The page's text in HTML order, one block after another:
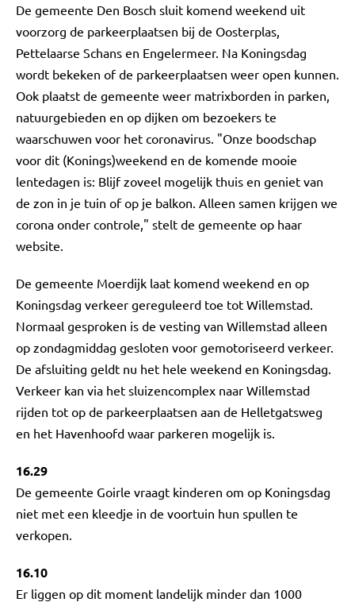
De gemeente Den Bosch sluit komend weekend uit
voorzorg de parkeerplaatsen bij de Oosterplas,
Pettelaarse Schans en Engelermeer. Na Koningsdag
wordt bekeken of de parkeerplaatsen weer open kunnen.
Ook plaatst de gemeente weer matrixborden in parken,
natuurgebieden en op dijken om bezoekers te
waarschuwen voor het coronavirus. "Onze boodschap
voor dit (Konings)weekend en de komende mooie
lentedagen is: Blijf zoveel mogelijk thuis en geniet van
de zon in je tuin of op je balkon. Alleen samen krijgen we
corona onder controle," stelt de gemeente op haar
website.
De gemeente Moerdijk laat komend weekend en op
Koningsdag verkeer gereguleerd toe tot Willemstad.
Normaal gesproken is de vesting van Willemstad alleen
op zondagmiddag gesloten voor gemotoriseerd verkeer.
De afsluiting geldt nu het hele weekend en Koningsdag.
Verkeer kan via het sluizencomplex naar Willemstad
rijden tot op de parkeerplaatsen aan de Helletgatsweg
en het Havenhoofd waar parkeren mogelijk is.
16.29
De gemeente Goirle vraagt kinderen om op Koningsdag
niet met een kleedje in de voortuin hun spullen te
verkopen.
16.10
Er liggen op dit moment landelijk minder dan 1000